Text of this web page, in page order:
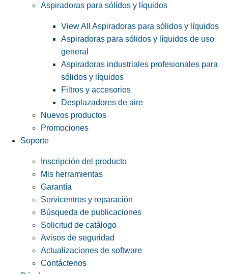
Aspiradoras para sólidos y líquidos
View All Aspiradoras para sólidos y líquidos
Aspiradoras para sólidos y líquidos de uso
general
Aspiradoras industriales profesionales para
sólidos y líquidos
Filtros y accesorios
Desplazadores de aire
Nuevos productos
Promociones
Soporte
Inscripción del producto
Mis herramientas
Garantía
Servicentros y reparación
Búsqueda de publicaciones
Solicitud de catálogo
Avisos de seguridad
Actualizaciones de software
Contáctenos